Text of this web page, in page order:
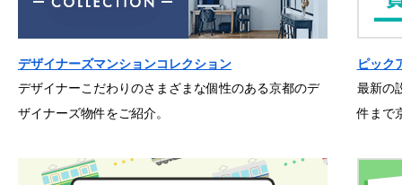
デザイナーズマンションコレクション
デザイナーこだわりのさまざまな個性のある京都のデ
ザイナーズ物件をご紹介。
ピック
最新の
件まで